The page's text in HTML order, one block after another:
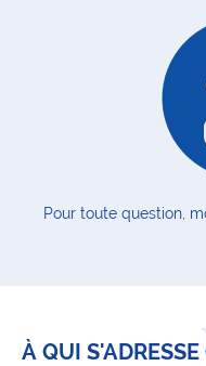
Pour toute question,
À QUI